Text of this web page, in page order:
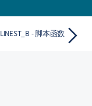
LINEST_B - 脚本函数